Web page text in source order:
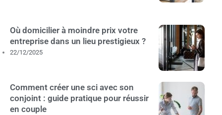
Où domicilier à moindre prix votre
entreprise dans un lieu prestigieux ?
22/12/2025
Comment créer une sci avec son
conjoint : guide pratique pour réussir
en couple